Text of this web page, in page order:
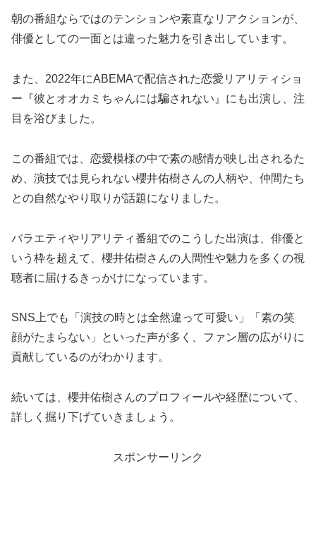
朝の番組ならではのテンションや素直なリアクションが、
俳優としての一面とは違った魅力を引き出しています。
また、2022年にABEMAで配信された恋愛リアリティショ
ー『彼とオオカミちゃんには騙されない』にも出演し、注
目を浴びました。
この番組では、恋愛模様の中で素の感情が映し出されるた
め、演技では見られない櫻井佑樹さんの人柄や、仲間たち
との自然なやり取りが話題になりました。
バラエティやリアリティ番組でのこうした出演は、俳優と
いう枠を超えて、櫻井佑樹さんの人間性や魅力を多くの視
聴者に届けるきっかけになっています。
SNS上でも「演技の時とは全然違って可愛い」「素の笑
顔がたまらない」といった声が多く、ファン層の広がりに
貢献しているのがわかります。
続いては、櫻井佑樹さんのプロフィールや経歴について、
詳しく掘り下げていきましょう。
スポンサーリンク